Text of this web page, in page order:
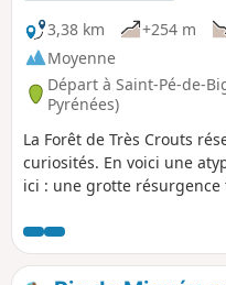
3,38 km
+254 m
Moyenne
Départ à Saint-Pé-de-
Pyrénées)
La Forêt de Très Crouts
curiosités. En voici une
ici : une grotte résurgence
pour se jeter 120m plus
cascadelles, où la rivière
cheveux d'ange... Une